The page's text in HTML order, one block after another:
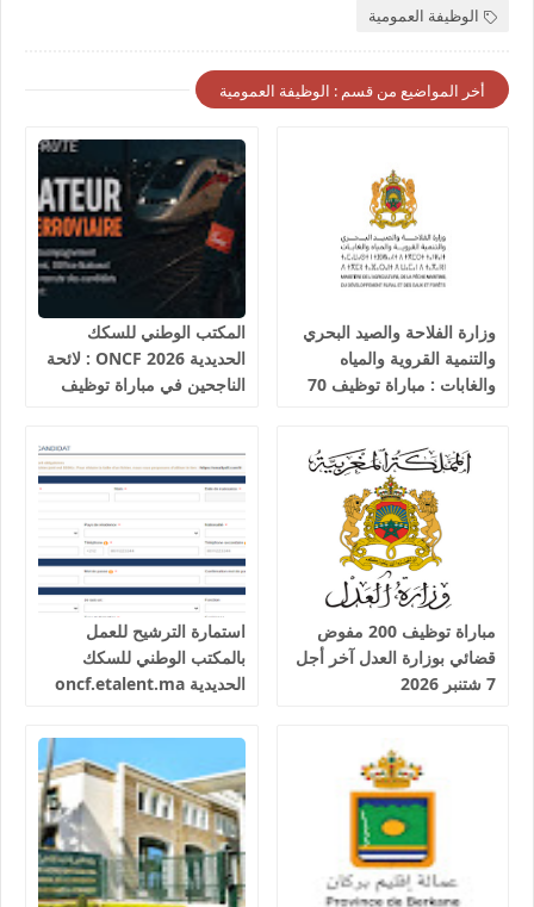
الوظيفة العمومية
أخر المواضيع من قسم : الوظيفة العمومية
وزارة الفلاحة والصيد البحري
والتنمية القروية والمياه
والغابات : مباراة توظيف 70
المكتب الوطني للسكك
الحديدية 2026 ONCF : لائحة
الناجحين في مباراة توظيف
مباراة توظيف 200 مفوض
قضائي بوزارة العدل آخر أجل
7 شتنبر 2026
استمارة الترشيح للعمل
بالمكتب الوطني للسكك
الحديدية oncf.etalent.ma